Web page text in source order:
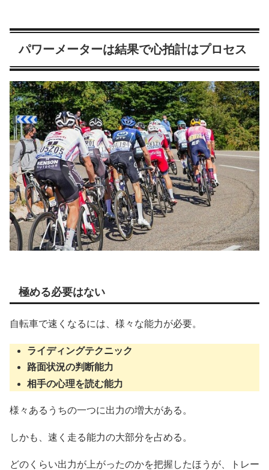
パワーメーターは結果で心拍計はプロセス
極める必要はない
自転車で速くなるには、様々な能力が必要。
ライディングテクニック
路面状況の判断能力
相手の心理を読む能力
様々あるうちの一つに出力の増大がある。
しかも、速く走る能力の大部分を占める。
どのくらい出力が上がったのかを把握したほうが、トレー